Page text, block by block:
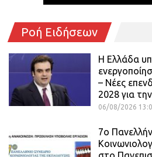
Ροή Ειδήσεων
Η Ελλάδα
– Νέες
2028 για
06/08/2026
7ο